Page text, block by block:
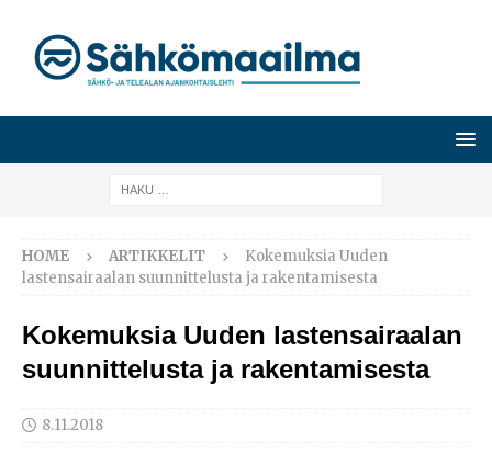
HOME ARTIKKELIT
Kokemuksia Uuden
lastensairaalan suunnittelusta ja rakentamisesta
Kokemuksia Uuden lastensairaalan
suunnittelusta ja rakentamisesta
8.11.2018